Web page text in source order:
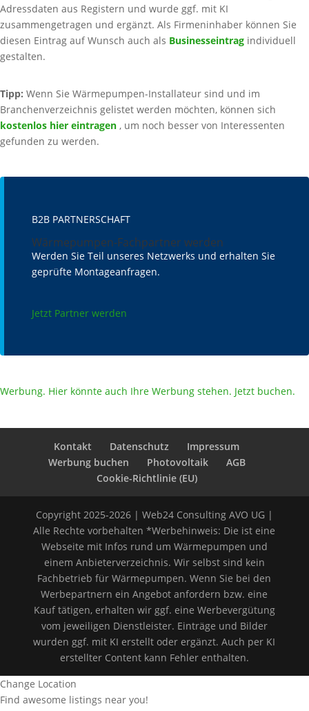
Adressdaten aus Registern und wurde ggf. mit KI
zusammengetragen und ergänzt. Als Firmeninhaber können Sie
diesen Eintrag auf Wunsch auch als Businesseintrag individuell
gestalten.
Tipp: Wenn Sie Wärmepumpen-Installateur sind und im
Branchenverzeichnis gelistet werden möchten, können sich
kostenlos hier eintragen , um noch besser von Interessenten
gefunden zu werden.
B2B PARTNERSCHAFT
Wärmepumpen-Fachpartner werden
Werden Sie Teil unseres Netzwerks und erhalten Sie
geprüfte Montageanfragen.
Jetzt Partner werden
Werbung. Hier könnte auch Ihre Werbung stehen. Jetzt buchen.
Kontakt Datenschutz
Impressum
Werbung buchen
Photovoltaik
AGB
Cookie-Richtlinie (EU)
Copyright 2025-2026 | Web24 Consulting AVO UG |
Alle Rechte vorbehalten *Werbehinweis: Die ist eine
Webseite mit Infos rund um Wärmepumpen und
einem Anbieterverzeichnis. Wir selbst sind kein
Fachbetrieb für Wärmepumpen. Wenn Sie bei den
Werbepartnern ein Angebot anfordern bzw. eine
Kauf tätigen, erhalten wir ggf. eine Werbevergütung
vom jeweiligen Dienstleister. Einträge und Bilder
wurden ggf. mit KI erstellt oder ergänzt. Auch per KI
erstellter Content kann Fehler enthalten.
Change Location
Find awesome listings near you!